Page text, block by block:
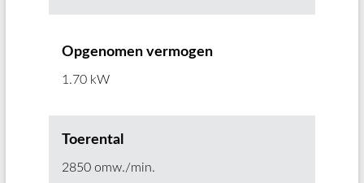
Opgenomen vermogen
1.70 kW
Toerental
2850 omw./min.